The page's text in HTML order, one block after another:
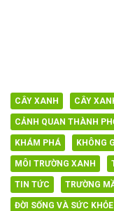
CÂY XANH CÂY
CẢNH QUAN THÀNH
KHÁM PHÁ KHÔNG
MÔI TRƯỜNG XANH
TIN TỨC TRƯỜNG
ĐỜI SỐNG VÀ SỨC KHỎE